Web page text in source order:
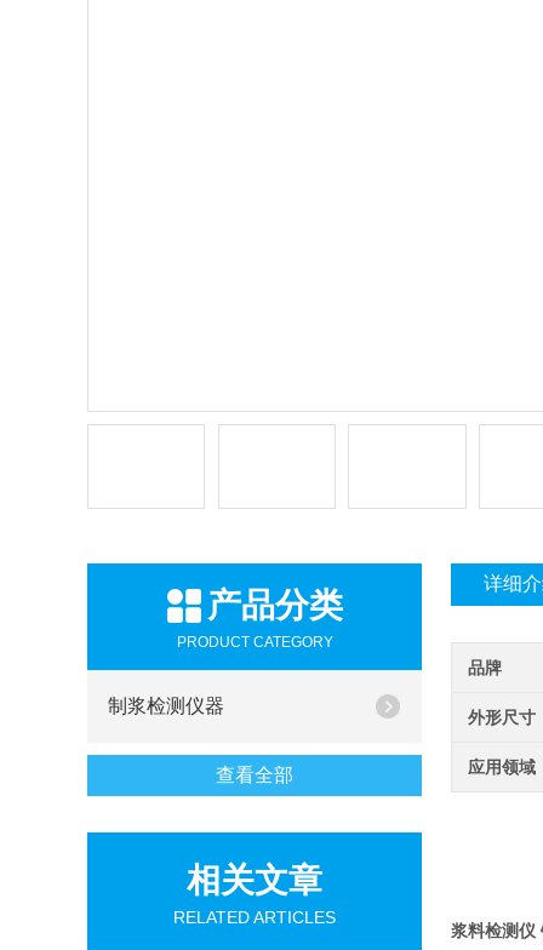
产品分类
PRODUCT CATEGORY
制浆检测仪器
查看全部
相关文章
RELATED ARTICLES
详细
品牌
外形尺寸
应用领域
浆料检测仪